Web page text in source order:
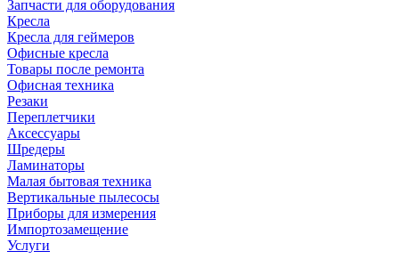
Запчасти для оборудования
Кресла
Кресла для геймеров
Офисные кресла
Товары после ремонта
Офисная техника
Резаки
Переплетчики
Аксессуары
Шредеры
Ламинаторы
Малая бытовая техника
Вертикальные пылесосы
Приборы для измерения
Импортозамещение
Услуги